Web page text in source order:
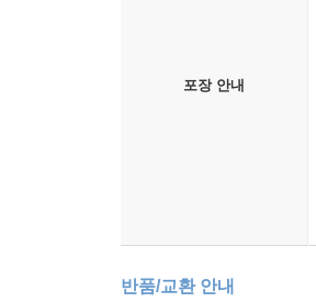
포장 안내
반품/교환 안내